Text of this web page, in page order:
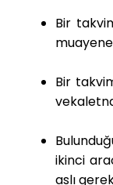
Bir
Bir
ikinci
aslı